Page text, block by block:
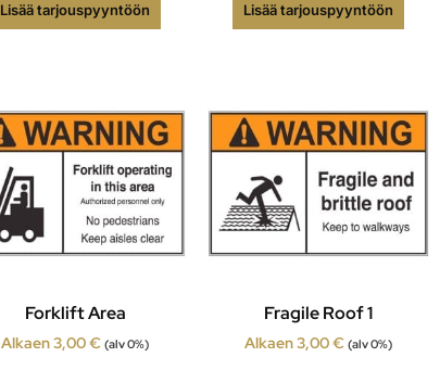
Lisää tarjouspyyntöön Lisää tarjouspyyntöön
Forklift Area
Alkaen3,00€ (alv 0%)
Fragile Roof 1
Alkaen3,00€ (alv 0%)